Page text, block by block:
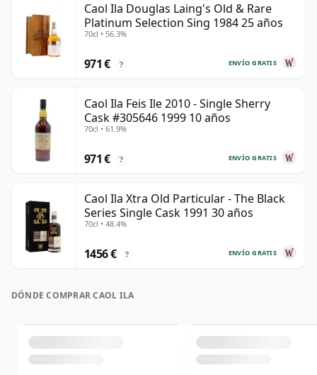
Caol Ila Douglas Laing's Old & Rare
Platinum Selection Sing 1984 25 años
70cl • 56.3%
ENVÍO GRATIS
971 € ?
Caol Ila Feis Ile 2010 - Single Sherry
Cask #305646 1999 10 años
70cl • 61.9%
ENVÍO GRATIS
971 € ?
Caol Ila Xtra Old Particular - The Black
Series Single Cask 1991 30 años
70cl • 48.4%
ENVÍO GRATIS
1456 € ?
DÓNDE COMPRAR CAOL ILA